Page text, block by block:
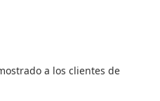
a los clientes de